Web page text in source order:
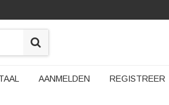
AANMELDEN REGISTREER